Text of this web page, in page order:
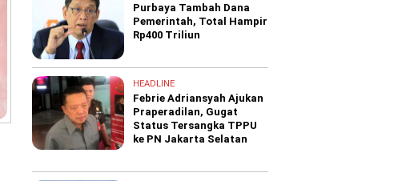
Purbaya Tambah Dana
Pemerintah, Total Hampir
Rp400 Triliun
HEADLINE
Febrie Adriansyah Ajukan
Praperadilan, Gugat
Status Tersangka TPPU
ke PN Jakarta Selatan